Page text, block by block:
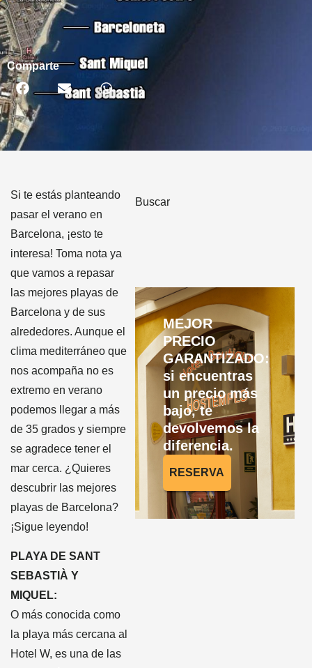
Comparte
Si te estás planteando
pasar el verano en
Barcelona, ¡esto te
interesa! Toma nota ya
que vamos a repasar
las mejores playas de
Barcelona y de sus
alrededores. Aunque el
clima mediterráneo que
nos acompaña no es
extremo en verano
podemos llegar a más
de 35 grados y siempre
se agradece tener el
mar cerca. ¿Quieres
descubrir las mejores
playas de Barcelona?
¡Sigue leyendo!
PLAYA DE SANT
SEBASTIÀ Y
MIQUEL:
O más conocida como
la playa más cercana al
Hotel W, es una de las
Buscar
MEJOR
PRECIO
GARANTIZADO:
si encuentras
un precio más
bajo, te
devolvemos la
diferencia.
RESERVA